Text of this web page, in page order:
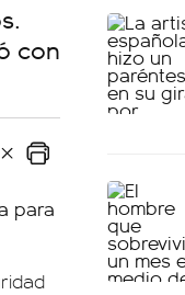
con